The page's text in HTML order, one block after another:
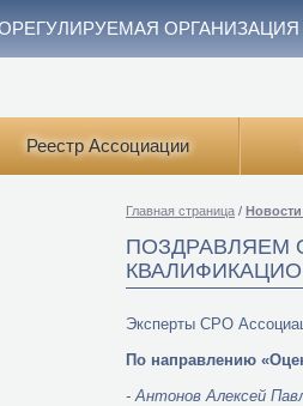
Реестр Ассоциации
Главная страница /
ПОЗДРАВЛЯЕМ
Эксперты СРО
По направлению
- Антонов Алексей